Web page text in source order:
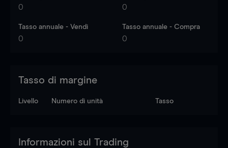
0 0
Tasso annuale - Vendi
0
Tasso annuale - Compra
0
Tasso di margine
Livello Numero di unità Tasso
Informazioni sul Trading